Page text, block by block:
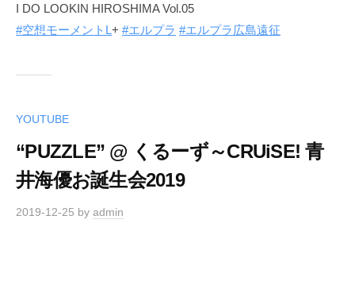
I DO LOOKIN HIROSHIMA Vol.05
#空想モーメントL+ #エルプラ #エルプラ広島遠征
YOUTUBE
“PUZZLE” @ くるーず～CRUiSE! 青
井海優お誕生会2019
2019-12-25 by admin